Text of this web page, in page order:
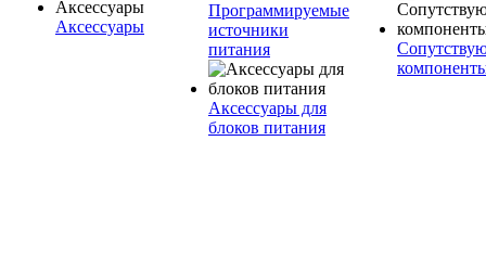
Аксессуары
Программируемые
источники
питания
Аксессуары для
блоков питания